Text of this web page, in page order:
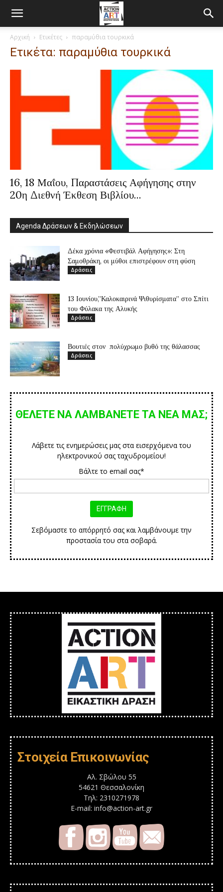
Αρχική Ετικέτες παραμύθια τουρκικά
Ετικέτα: παραμύθια τουρκικά
16, 18 Μαΐου, Παραστάσεις Αφήγησης στην
20η Διεθνή Έκθεση Βιβλίου...
Agenda Δράσεων & Εκδηλώσεων
Δέκα χρόνια «Φεστιβάλ Αφήγησης»: Στη
Σαμοθράκη, οι μύθοι επιστρέφουν στη φύση
Δράσεις
13 Ιουνίου,”Καλοκαιρινά Ψιθυρίσματα” στο Σπίτι
του Φύλακα της Αλυκής
Δράσεις
Βουτιές στον πολύχρωμο βυθό της θάλασσας
Δράσεις
ΘΕΛΕΤΕ ΝΑ ΛΑΜΒΑΝΕΤΕ ΤΑ ΝΕΑ ΜΑΣ;
Λάβετε τις ενημερώσεις μας στα εισερχόμενα του
ηλεκτρονικού σας ταχυδρομείου!
Βάλτε το email σας*
Σεβόμαστε το απόρρητό σας και λαμβάνουμε την
προστασία του στα σοβαρά.
Στοιχεία Επικοινωνίας
Αλ. Σβώλου 55
54621 Θεσσαλονίκη
Τηλ: 2310271978
E-mail: info@action-art.gr